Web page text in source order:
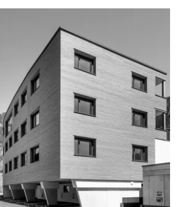
zoom +